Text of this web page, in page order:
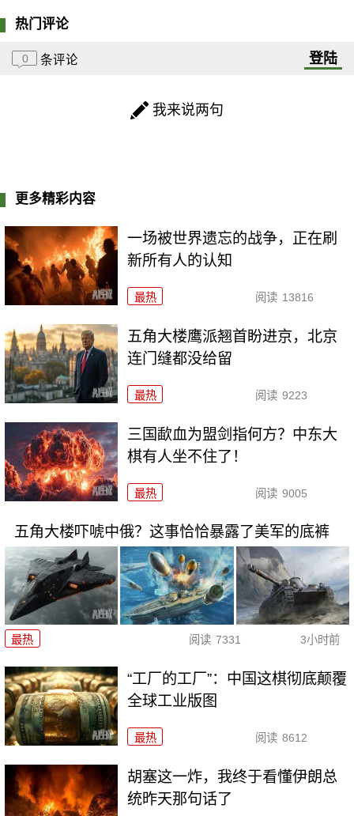
热门评论
0 条评论 登陆
我来说两句
更多精彩内容
一场被世界遗忘的战争，正在刷
新所有人的认知
最热 阅读 13816
五角大楼鹰派翘首盼进京，北京
连门缝都没给留
最热 阅读 9223
三国歃血为盟剑指何方？中东大
棋有人坐不住了！
最热 阅读 9005
五角大楼吓唬中俄？这事恰恰暴露了美军的底裤
最热 阅读 7331 3小时前
“工厂的工厂”：中国这棋彻底颠覆
全球工业版图
最热 阅读 8612
胡塞这一炸，我终于看懂伊朗总
统昨天那句话了